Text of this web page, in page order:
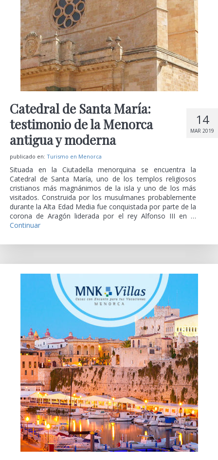
14
MAR 2019
Catedral de Santa María:
testimonio de la Menorca
antigua y moderna
publicado en: Turismo en Menorca
Situada en la Ciutadella menorquina se encuentra la
Catedral de Santa María, uno de los templos religiosos
cristianos más magnánimos de la isla y uno de los más
visitados. Construida por los musulmanes probablemente
durante la Alta Edad Media fue conquistada por parte de la
corona de Aragón liderada por el rey Alfonso III en …
Continuar